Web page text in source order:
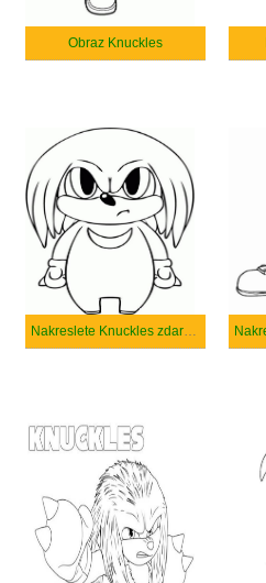
Obraz Knuckles
Nakreslete Knuckles zdarma k vytisknutí